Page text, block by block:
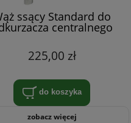
ssący Standard do
centralnego
225,00 zł
do koszyka
zobacz więcej